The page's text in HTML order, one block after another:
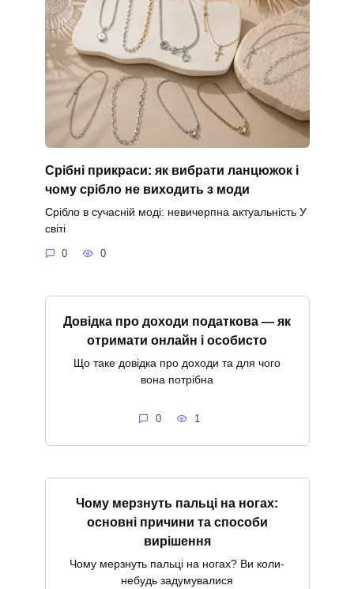
Срібні прикраси: як вибрати ланцюжок і
чому срібло не виходить з моди
Срібло в сучасній моді: невичерпна актуальність У
світі
0 0
Довідка про доходи податкова — як
отримати онлайн і особисто
Що таке довідка про доходи та для чого
вона потрібна
0 1
Чому мерзнуть пальці на ногах:
основні причини та способи
вирішення
Чому мерзнуть пальці на ногах? Ви коли-
небудь задумувалися